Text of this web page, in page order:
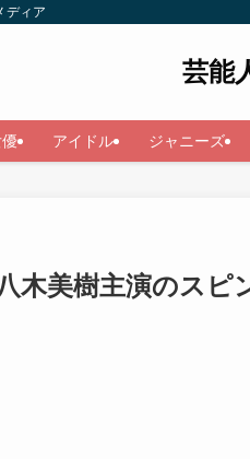
ディア
芸能
アイドル ジャニーズ
木美樹主演のス